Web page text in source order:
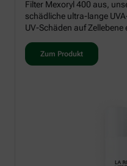
Filter Mexoryl 400 aus,
schädliche ultra-lange
UV-Schäden auf
Zum Produkt